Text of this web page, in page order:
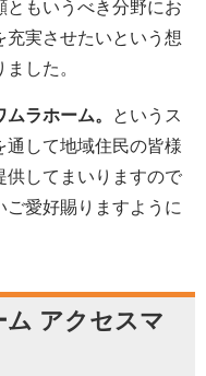
ともいうべき分野にお
充実させたいという想
した。
ラホーム。
というス
通して地域住民の皆様
供してまいりますので
愛好賜りますように
ム アクセスマ